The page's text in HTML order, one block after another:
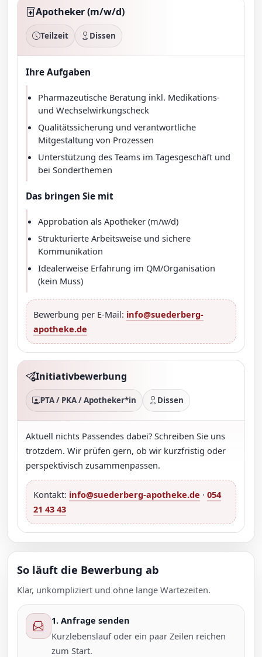
Apotheker (m/w/d)
Teilzeit Dissen
Ihre Aufgaben
Pharmazeutische Beratung inkl. Medikations-
und Wechselwirkungscheck
Qualitätssicherung und verantwortliche
Mitgestaltung von Prozessen
Unterstützung des Teams im Tagesgeschäft und
bei Sonderthemen
Das bringen Sie mit
Approbation als Apotheker (m/w/d)
Strukturierte Arbeitsweise und sichere
Kommunikation
Idealerweise Erfahrung im QM/Organisation
(kein Muss)
Bewerbung per E-Mail: info@suederberg-
apotheke.de
Initiativbewerbung
PTA / PKA / Apotheker*in Dissen
Aktuell nichts Passendes dabei? Schreiben Sie uns
trotzdem. Wir prüfen gern, ob wir kurzfristig oder
perspektivisch zusammenpassen.
Kontakt: info@suederberg-apotheke.de · 054
21 43 43
So läuft die Bewerbung ab
Klar, unkompliziert und ohne lange Wartezeiten.
1. Anfrage senden
Kurzlebenslauf oder ein paar Zeilen reichen
zum Start.